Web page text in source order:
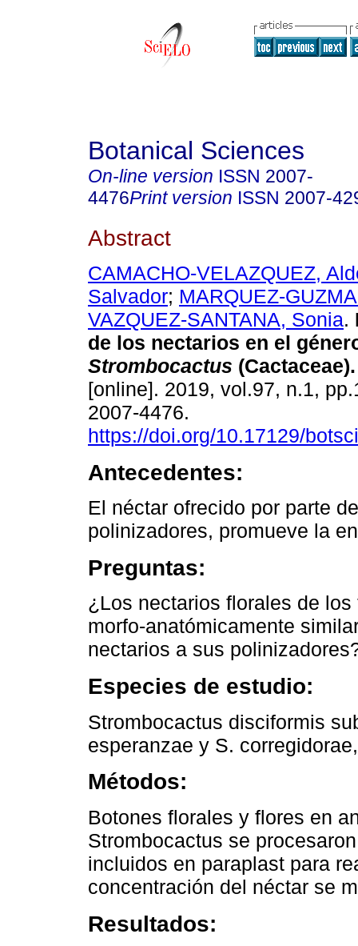
Botanical Sciences
On-line version ISSN 2007-
4476Print version ISSN 2007-
Abstract
CAMACHO-VELAZQUEZ,
Salvador; MARQUEZ-
VAZQUEZ-SANTANA, Sonia.
de los nectarios en el
Strombocactus (Cactaceae).
[online]. 2019, vol.97, n.1,
2007-4476.
https://doi.org/10.17129/
Antecedentes:
El néctar ofrecido por parte
polinizadores, promueve la
Preguntas:
¿Los nectarios florales de
morfo-anatómicamente
nectarios a sus
Especies de estudio:
Strombocactus disciformis
esperanzae y S.
Métodos:
Botones florales y flores en
Strombocactus se
incluidos en paraplast para
concentración del néctar se
Resultados: